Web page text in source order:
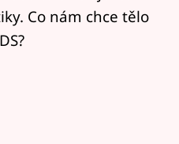
Co nám chce tělo